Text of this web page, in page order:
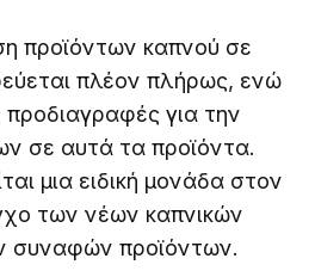
προϊόντων καπνού σε
πλέον πλήρως, ενώ
για την
σε αυτά τα προϊόντα.
μια ειδική μονάδα στον
των νέων καπνικών
συναφών προϊόντων.